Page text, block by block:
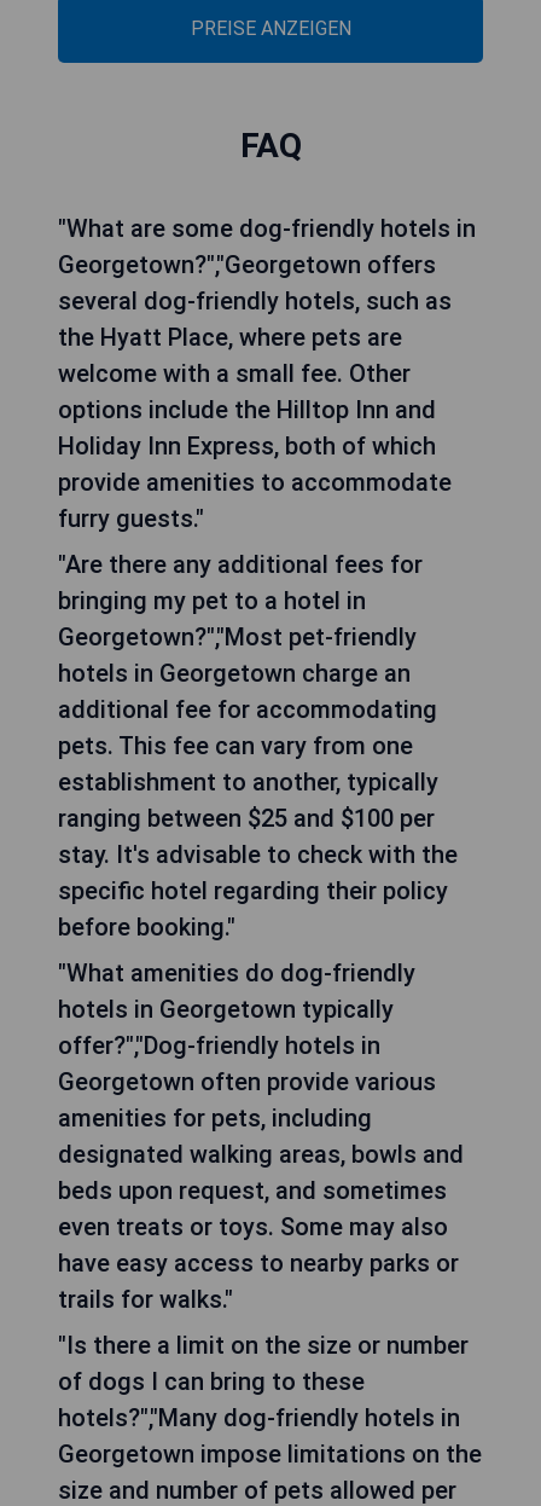
PREISE ANZEIGEN
FAQ
"What are some dog-friendly hotels in
Georgetown?","Georgetown offers
several dog-friendly hotels, such as
the Hyatt Place, where pets are
welcome with a small fee. Other
options include the Hilltop Inn and
Holiday Inn Express, both of which
provide amenities to accommodate
furry guests."
"Are there any additional fees for
bringing my pet to a hotel in
Georgetown?","Most pet-friendly
hotels in Georgetown charge an
additional fee for accommodating
pets. This fee can vary from one
establishment to another, typically
ranging between $25 and $100 per
stay. It's advisable to check with the
specific hotel regarding their policy
before booking."
"What amenities do dog-friendly
hotels in Georgetown typically
offer?","Dog-friendly hotels in
Georgetown often provide various
amenities for pets, including
designated walking areas, bowls and
beds upon request, and sometimes
even treats or toys. Some may also
have easy access to nearby parks or
trails for walks."
"Is there a limit on the size or number
of dogs I can bring to these
hotels?","Many dog-friendly hotels in
Georgetown impose limitations on the
size and number of pets allowed per